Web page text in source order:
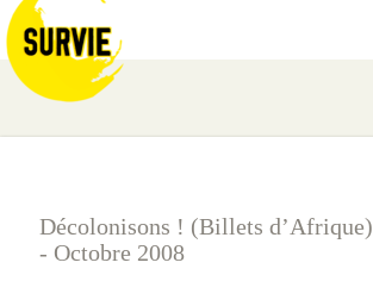
Décolonisons ! (Billets d’Afrique)
- Octobre 2008